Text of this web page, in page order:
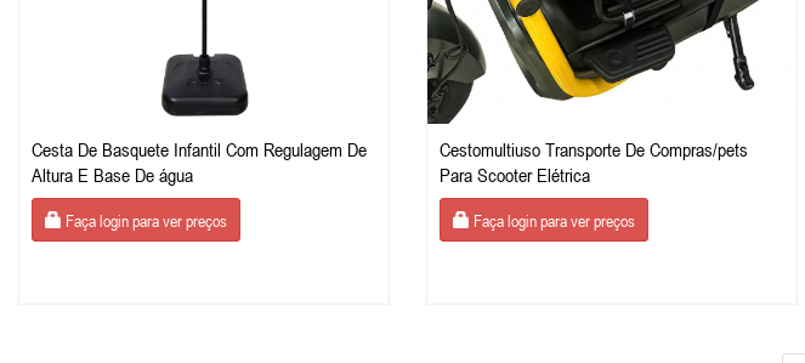
Cesta De Basquete Infantil Com Regulagem De
Altura E Base De água
Faça login para ver preços
Cestomultiuso Transporte De Compras/pets
Para Scooter Elétrica
Faça login para ver preços